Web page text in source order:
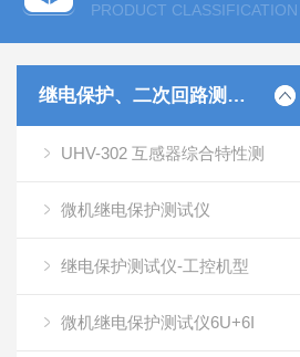
PRODUCT CLASSIFICATION
继电保护、二次回路测试仪器
UHV-302 互感器综合特性测
微机继电保护测试仪
继电保护测试仪-工控机型
微机继电保护测试仪6U+6I